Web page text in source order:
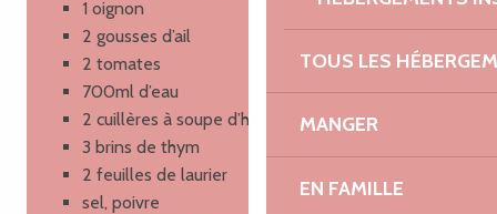
TOUS LES
MANGER
EN FAMILLE
1 oignon
2 gousses d’ail
2 tomates
700ml d’eau
2 cuillères à soupe d’huile d’olive
3 brins de thym
2 feuilles de laurier
sel, poivre